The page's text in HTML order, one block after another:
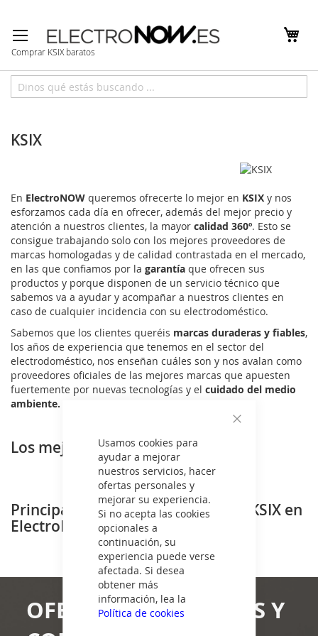
Usamos cookies para
ayudar a mejorar
nuestros servicios, hacer
ofertas personales y
mejorar su experiencia.
Si no acepta las cookies
opcionales a
continuación, su
experiencia puede verse
afectada. Si desea
obtener más
información, lea la
Política de cookies
al
contenido
Comprar KSIX baratos
Inicio Marcas KSIX
KSIX
En ElectroNOW queremos ofrecerte lo mejor en KSIX y nos
esforzamos cada día en ofrecer, además del mejor precio y
atención a nuestros clientes, la mayor calidad 360º. Esto se
consigue trabajando solo con los mejores proveedores de
marcas homologadas y de calidad contrastada en el mercado,
en las que confiamos por la garantía que ofrecen sus
productos y porque disponen de un servicio técnico que
sabemos va a ayudar y acompañar a nuestros clientes en
caso de cualquier incidencia con su electrodoméstico.
Sabemos que los clientes queréis marcas duraderas y fiables,
los años de experiencia que tenemos en el sector del
electrodoméstico, nos enseñan cuáles son y nos avalan como
proveedores oficiales de las mejores marcas que apuesten
fuertemente por nuevas tecnologías y el cuidado del medio
ambiente.
Los mejores precios
Principales gamas de de la marca KSIX en
ElectroNOW
OFERTAS, NOVEDADES Y